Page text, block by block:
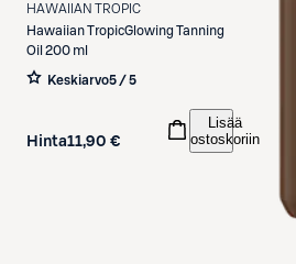
HAWAIIAN TROPIC
Hawaiian TropicGlowing Tanning
Oil 200 ml
Keskiarvo5 / 5
Hinta11,90 €
Lisää
ostoskoriin